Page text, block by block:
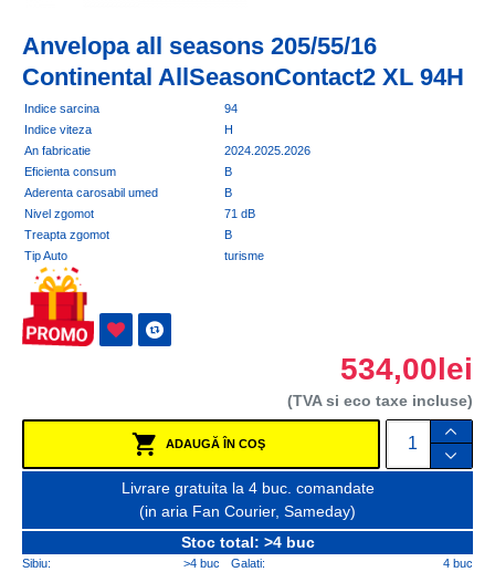
Anvelopa all seasons 205/55/16
Continental AllSeasonContact2 XL 94H
Indice sarcina
94
Indice viteza
H
An fabricatie
2024.2025.2026
Eficienta consum
B
Aderenta carosabil umed
B
Nivel zgomot
71 dB
Treapta zgomot
B
Tip Auto
turisme
534,00lei
(TVA si eco taxe incluse)
ADAUGĂ ÎN COŞ
Livrare gratuita la 4 buc. comandate
(in aria Fan Courier, Sameday)
Stoc total: >4 buc
Sibiu: >4 buc Galati:
4 buc